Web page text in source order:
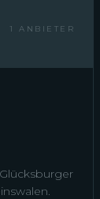
1 ANBIETER